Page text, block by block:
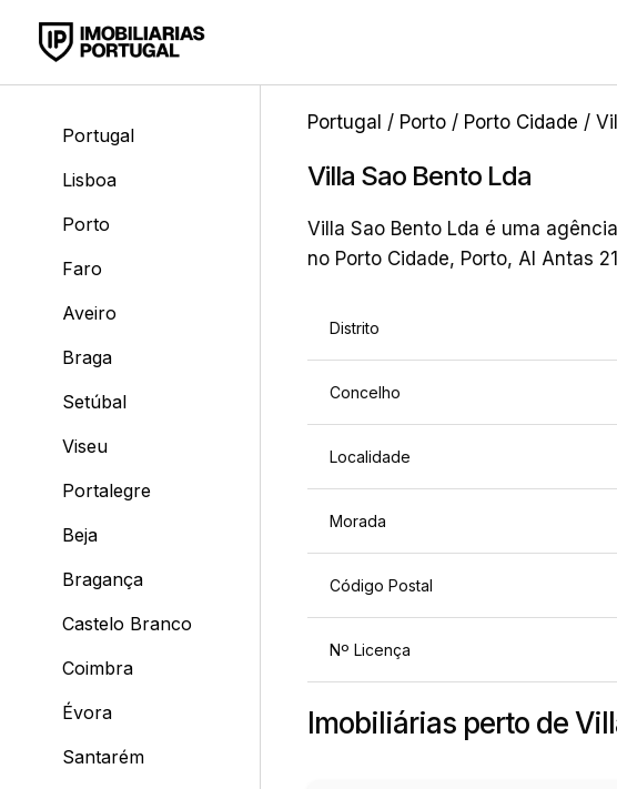
Portugal
Lisboa
Porto
Faro
Aveiro
Braga
Setúbal
Viseu
Portalegre
Beja
Bragança
Castelo Branco
Coimbra
Évora
Santarém
Portugal / Porto/ Porto Cidade /
Villa Sao Bento Lda
Villa Sao Bento Lda é uma
no Porto Cidade, Porto, Al Antas
Distrito
Concelho
Localidade
Morada
Código Postal
Nº Licença
Imobiliárias perto de